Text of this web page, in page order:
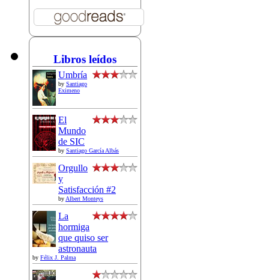
Libros leídos
Umbría
by Santiago
Eximeno
El
Mundo
de SIC
by Santiago García Albás
Orgullo
y
Satisfacción #2
by Albert Monteys
La
hormiga
que quiso ser
astronauta
by Félix J. Palma